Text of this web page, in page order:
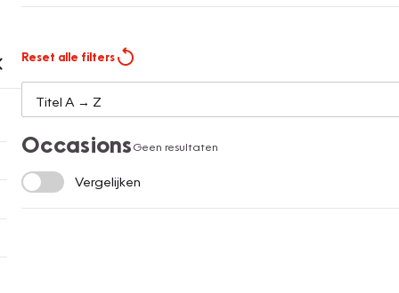
Reset alle filters
OccasionsGeen resultaten
Vergelijken